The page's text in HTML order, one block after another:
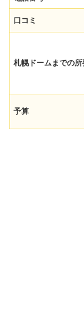
口コミ
札幌ドームまでの所
予算